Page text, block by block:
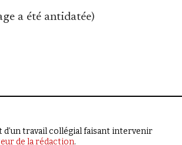
a été antidatée)
d’un travail collégial faisant intervenir
de la rédaction.